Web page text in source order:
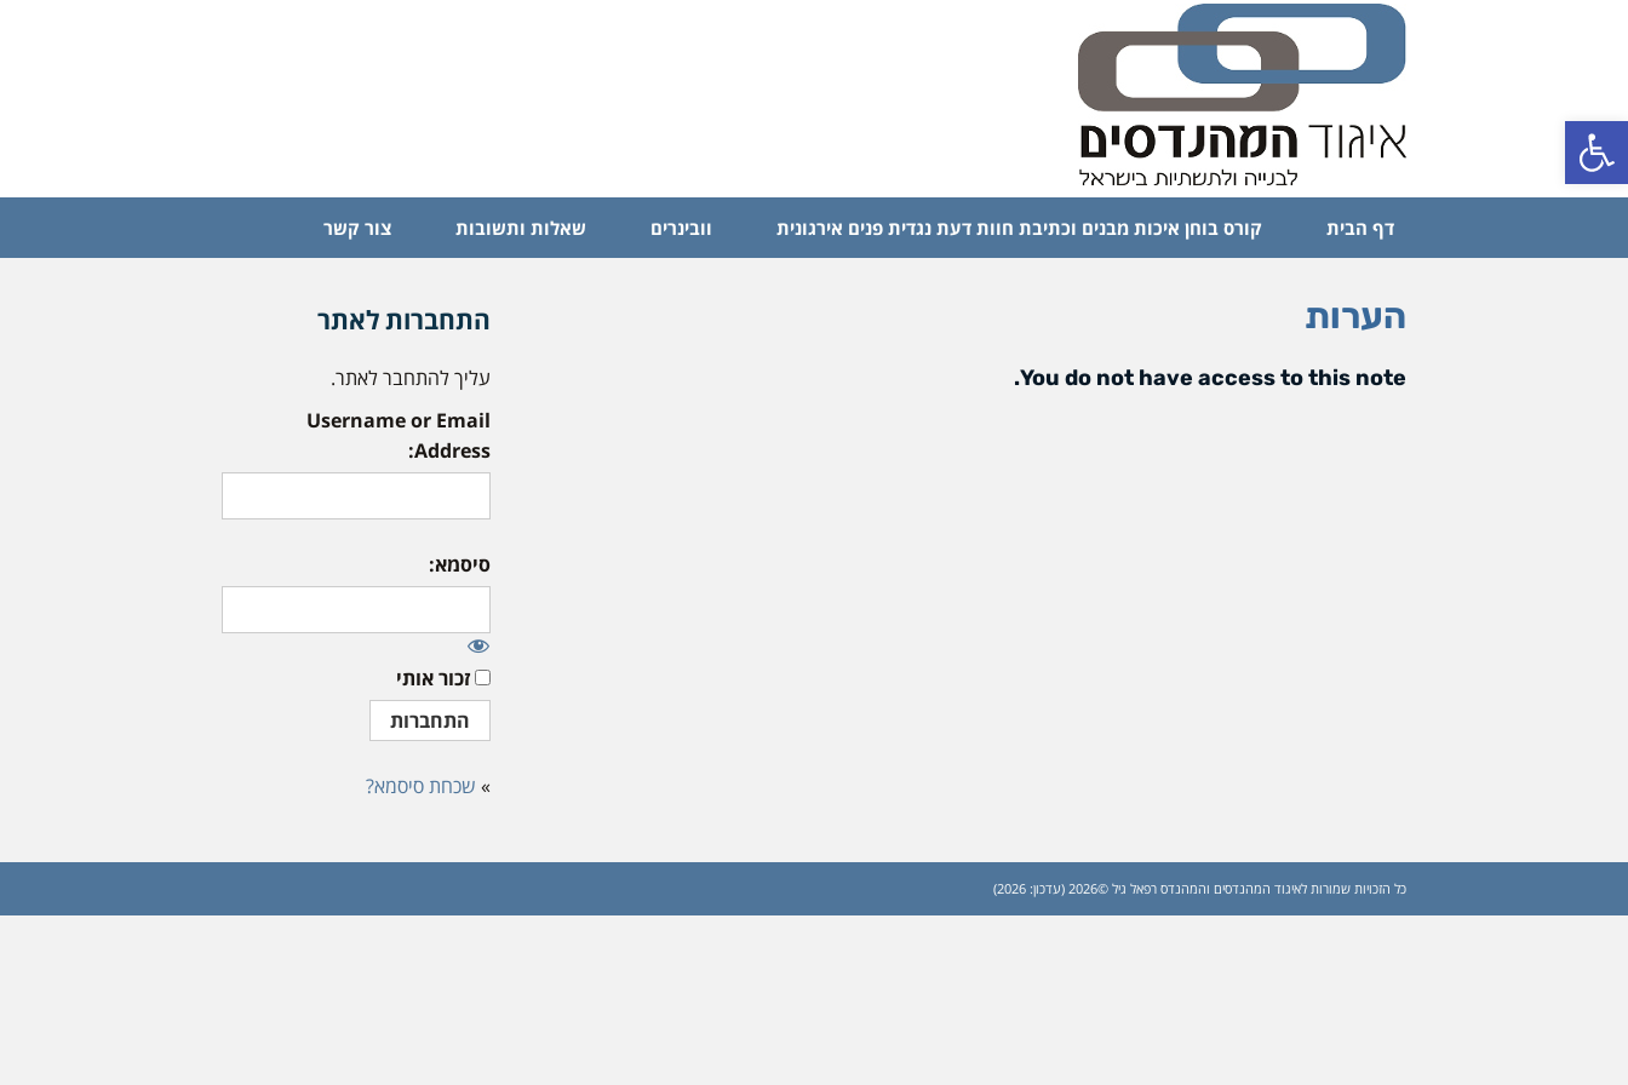
פתח סרגל נגישות
דף הבית קורס בוחן איכות מבנים וכתיבת חוות דעת נגדית פנים אירגונית וובינרים שאלות ותשובות צור קשר
הערות
You do not have access to this note.
התחברות לאתר
עליך להתחבר לאתר.
Username or Email
Address:
סיסמא:
זכור אותי
» שכחת סיסמא?
כל הזכויות שמורות לאיגוד המהנדסים והמהנדס רפאל גיל ©2026 (עדכון: 2026)